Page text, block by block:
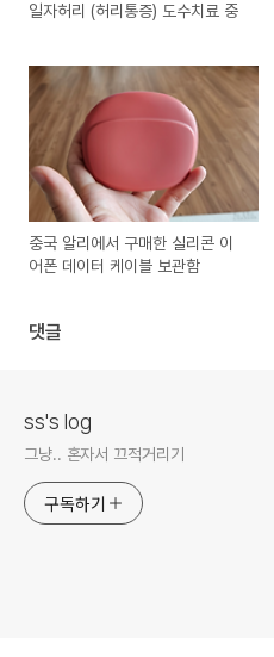
일자허리 (허리통증) 도수치료 중
중국 알리에서 구매한 실리콘 이
어폰 데이터 케이블 보관함
댓글
ss's log
그냥.. 혼자서 끄적거리기
구독하기